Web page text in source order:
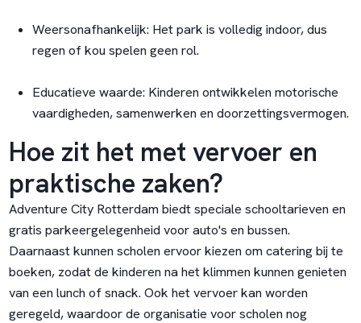
Weersonafhankelijk: Het park is volledig indoor, dus
regen of kou spelen geen rol.
Educatieve waarde: Kinderen ontwikkelen motorische
vaardigheden, samenwerken en doorzettingsvermogen.
Hoe zit het met vervoer en
praktische zaken?
Adventure City Rotterdam biedt speciale schooltarieven en
gratis parkeergelegenheid voor auto's en bussen.
Daarnaast kunnen scholen ervoor kiezen om catering bij te
boeken, zodat de kinderen na het klimmen kunnen genieten
van een lunch of snack. Ook het vervoer kan worden
geregeld, waardoor de organisatie voor scholen nog